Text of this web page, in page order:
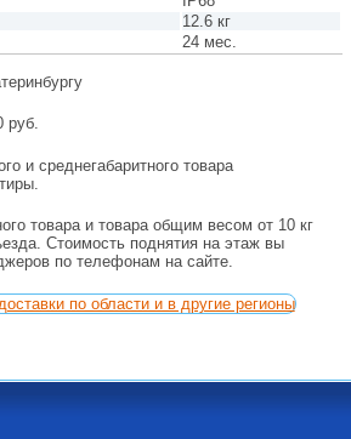
12.6 кг
24 мес.
руб.
и среднегабаритного товара
товара и товара общим весом от 10 кг
Стоимость поднятия на этаж вы
по телефонам на сайте.
по области и в другие регионы